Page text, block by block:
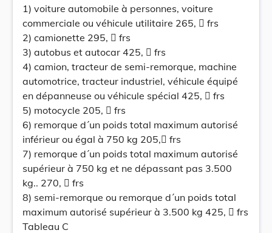
1) voiture automobile à personnes, voiture
commerciale ou véhicule utilitaire 265,  frs
2) camionette 295,  frs
3) autobus et autocar 425,  frs
4) camion, tracteur de semi-remorque, machine
automotrice, tracteur industriel, véhicule équipé
en dépanneuse ou véhicule spécial 425,  frs
5) motocycle 205,  frs
6) remorque d´un poids total maximum autorisé
inférieur ou égal à 750 kg 205, frs
7) remorque d´un poids total maximum autorisé
supérieur à 750 kg et ne dépassant pas 3.500
kg.. 270,  frs
8) semi-remorque ou remorque d´un poids total
maximum autorisé supérieur à 3.500 kg 425,  frs
Tableau C